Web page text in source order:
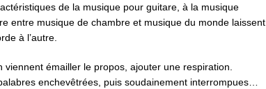
de la musique pour guitare, à la musique
entre musique de chambre et musique du monde laissent
à l’autre.
émailler le propos, ajouter une respiration.
enchevêtrées, puis soudainement interrompues…